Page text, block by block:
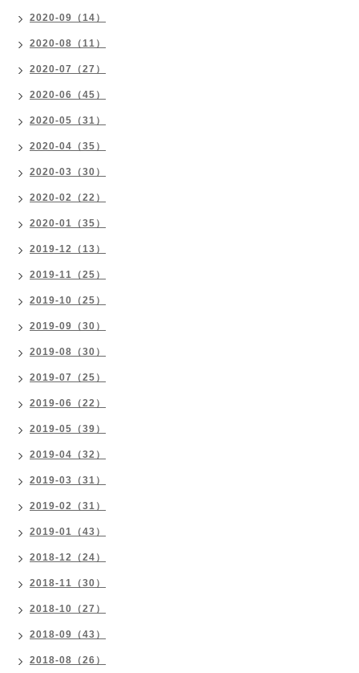
2020-09（14）
2020-08（11）
2020-07（27）
2020-06（45）
2020-05（31）
2020-04（35）
2020-03（30）
2020-02（22）
2020-01（35）
2019-12（13）
2019-11（25）
2019-10（25）
2019-09（30）
2019-08（30）
2019-07（25）
2019-06（22）
2019-05（39）
2019-04（32）
2019-03（31）
2019-02（31）
2019-01（43）
2018-12（24）
2018-11（30）
2018-10（27）
2018-09（43）
2018-08（26）